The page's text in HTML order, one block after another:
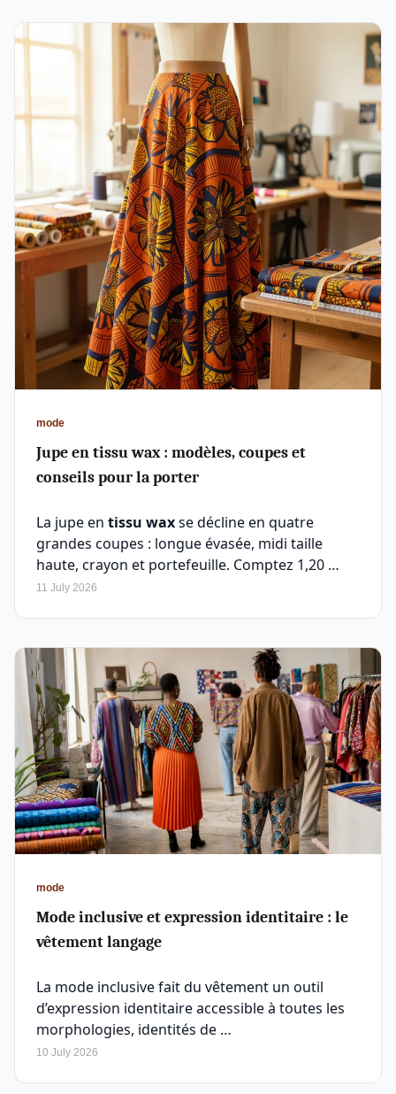
mode
Jupe en tissu wax : modèles, coupes et
conseils pour la porter
La jupe en tissu waxse décline en quatre
grandes coupes : longue évasée, midi taille
haute, crayon et portefeuille. Comptez 1,20 …
11 July 2026
mode
Mode inclusive et expression identitaire : le
vêtement langage
La mode inclusive fait du vêtement un outil
d’expression identitaire accessible à toutes les
morphologies, identités de …
10 July 2026